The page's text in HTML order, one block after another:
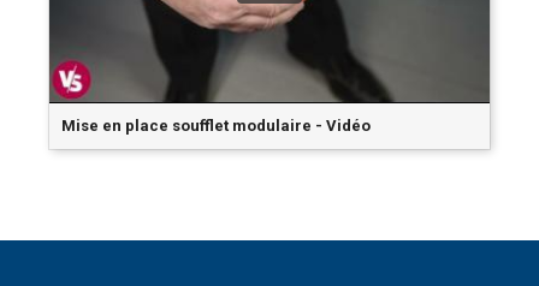
Mise en place soufflet modulaire - Vidéo